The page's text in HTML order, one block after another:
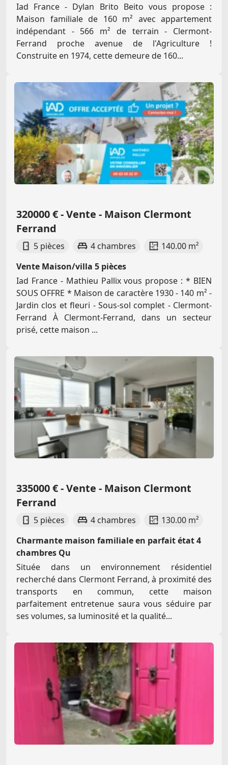
Iad France - Dylan Brito Beito vous propose :
Maison familiale de 160 m² avec appartement
indépendant - 566 m² de terrain - Clermont-
Ferrand proche avenue de l'Agriculture !
Construite en 1974, cette demeure de 160...
320000 € - Vente - Maison Clermont
Ferrand
5 pièces 4 chambres
140.00 m²
Vente Maison/villa 5 pièces
Iad France - Mathieu Pallix vous propose : * BIEN
SOUS OFFRE * Maison de caractère 1930 - 140 m² -
Jardin clos et fleuri - Sous-sol complet - Clermont-
Ferrand À Clermont-Ferrand, dans un secteur
prisé, cette maison ...
335000 € - Vente - Maison Clermont
Ferrand
5 pièces 4 chambres
130.00 m²
Charmante maison familiale en parfait état 4
chambres Qu
Située dans un environnement résidentiel
recherché dans Clermont Ferrand, à proximité des
transports en commun, cette maison
parfaitement entretenue saura vous séduire par
ses volumes, sa luminosité et la qualité...